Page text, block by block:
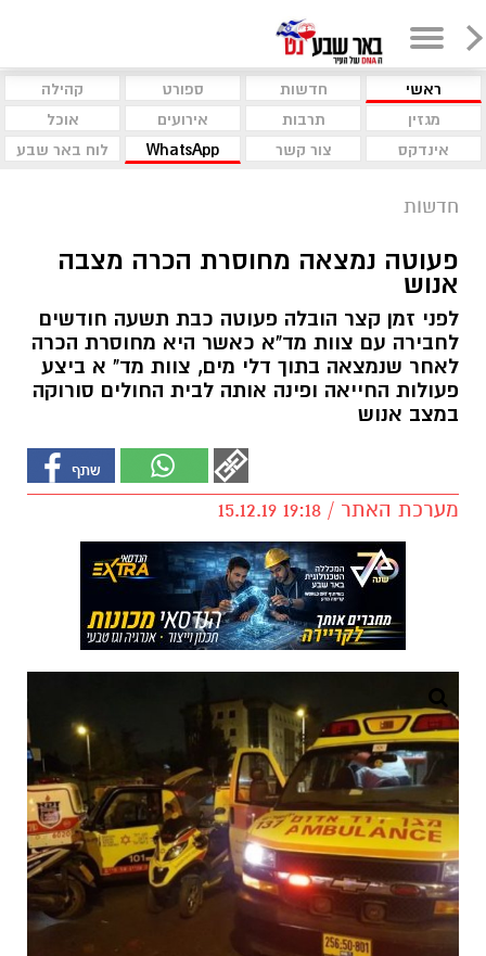
ראשי חדשות ספורט
קהילה
מגזין
תרבות אירועים
אוכל
אינדקס
צור קשר WhatsApp לוח באר שבע
חדשות
פעוטה נמצאה מחוסרת הכרה מצבה
אנוש
לפני זמן קצר הובלה פעוטה כבת תשעה חודשים
לחבירה עם צוות מד"א כאשר היא מחוסרת הכרה
לאחר שנמצאה בתוך דלי מים, צוות מד" א ביצע
פעולות החייאה ופינה אותה לבית החולים סורוקה
במצב אנוש
מערכת האתר / 19:18 15.12.19